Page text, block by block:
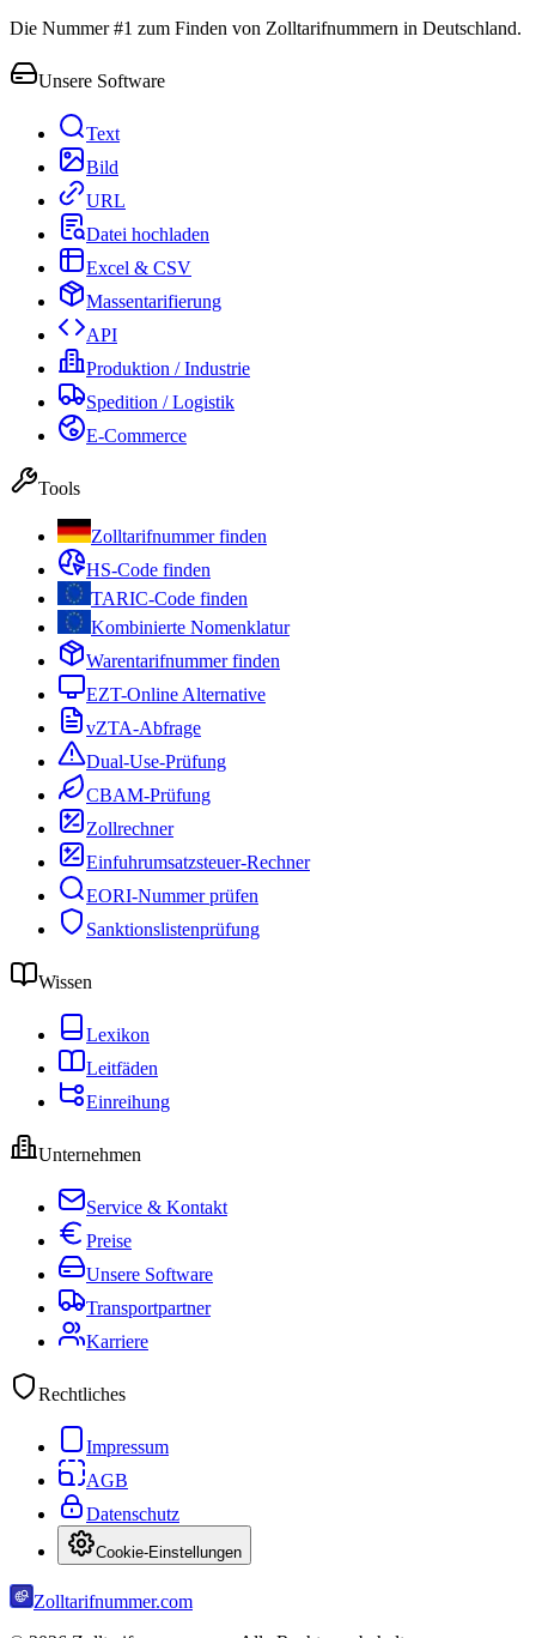
Die Nummer #1 zum Finden von Zolltarifnummern in Deutschland.
Unsere Software
Text
Bild
URL
Datei hochladen
Excel & CSV
Massentarifierung
API
Produktion / Industrie
Spedition / Logistik
E-Commerce
Tools
Zolltarifnummer finden
HS-Code finden
TARIC-Code finden
Kombinierte Nomenklatur
Warentarifnummer finden
EZT-Online Alternative
vZTA-Abfrage
Dual-Use-Prüfung
CBAM-Prüfung
Zollrechner
Einfuhrumsatzsteuer-Rechner
EORI-Nummer prüfen
Sanktionslistenprüfung
Wissen
Lexikon
Leitfäden
Einreihung
Unternehmen
Service & Kontakt
Preise
Unsere Software
Transportpartner
Karriere
Rechtliches
Impressum
AGB
Datenschutz
Cookie-Einstellungen
Zolltarifnummer.com